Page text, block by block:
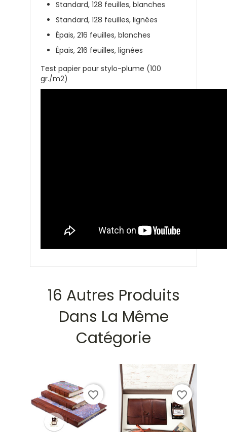
Standard, 128 feuilles, blanches
Standard, 128 feuilles, lignées
Épais, 216 feuilles, blanches
Épais, 216 feuilles, lignées
Test papier pour stylo-plume (100
gr./m2)
16 Autres Produits
Dans La Même
Catégorie
favorite_border favorite_border